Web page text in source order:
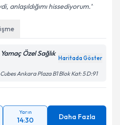
anlaşıldığımı hissediyorum.
Özel Sağlık
Haritada Göster
Ankara Plaza B1 Blok Kat: 5 D:91
Yarın
14:30 Daha Fazla